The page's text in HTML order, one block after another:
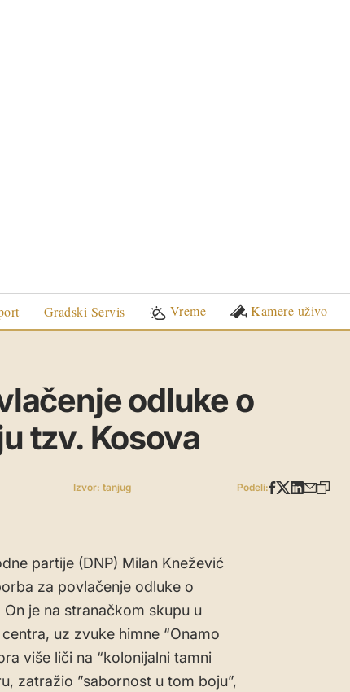
Gradski Servis Vreme Kamere uživo
odluke o
tzv. Kosova
Izvor: tanjug Podeli:
partije (DNP) Milan Knežević
za povlačenje odluke o
je na stranačkom skupu u
uz zvuke himne “Onamo
više liči na “kolonijalni tamni
zatražio ”sabornost u tom boju”,